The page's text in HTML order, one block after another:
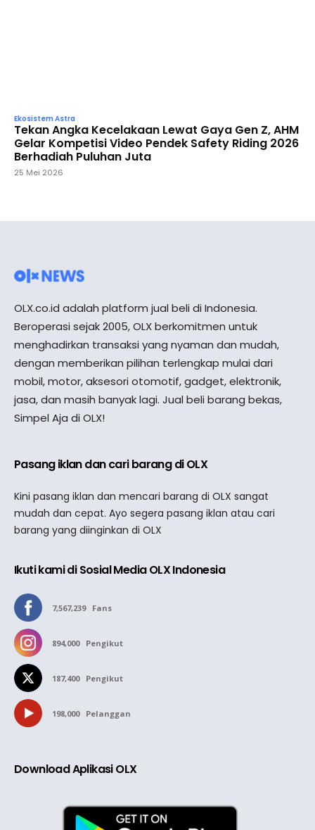
Ekosistem Astra
Tekan Angka Kecelakaan Lewat Gaya Gen Z, AHM
Gelar Kompetisi Video Pendek Safety Riding 2026
Berhadiah Puluhan Juta
25 Mei 2026
OLX.co.id adalah platform jual beli di Indonesia.
Beroperasi sejak 2005, OLX berkomitmen untuk
menghadirkan transaksi yang nyaman dan mudah,
dengan memberikan pilihan terlengkap mulai dari
mobil, motor, aksesori otomotif, gadget, elektronik,
jasa, dan masih banyak lagi. Jual beli barang bekas,
Simpel Aja di OLX!
Pasang iklan dan cari barang di OLX
Kini pasang iklan dan mencari barang di OLX sangat
mudah dan cepat. Ayo segera pasang iklan atau cari
barang yang diinginkan di OLX
Ikuti kami di Sosial Media OLX Indonesia
7,567,239 Fans
894,000 Pengikut
187,400 Pengikut
198,000 Pelanggan
Download Aplikasi OLX